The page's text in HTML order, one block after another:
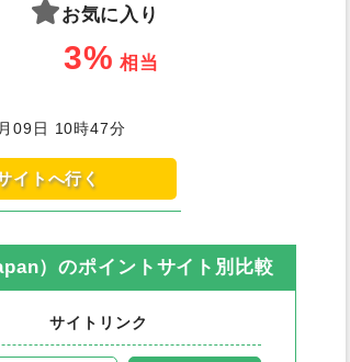
お気に入り
3% 相当
09日 10時47分
イトへ行く
）のポイントサイト別比較
サイトリンク